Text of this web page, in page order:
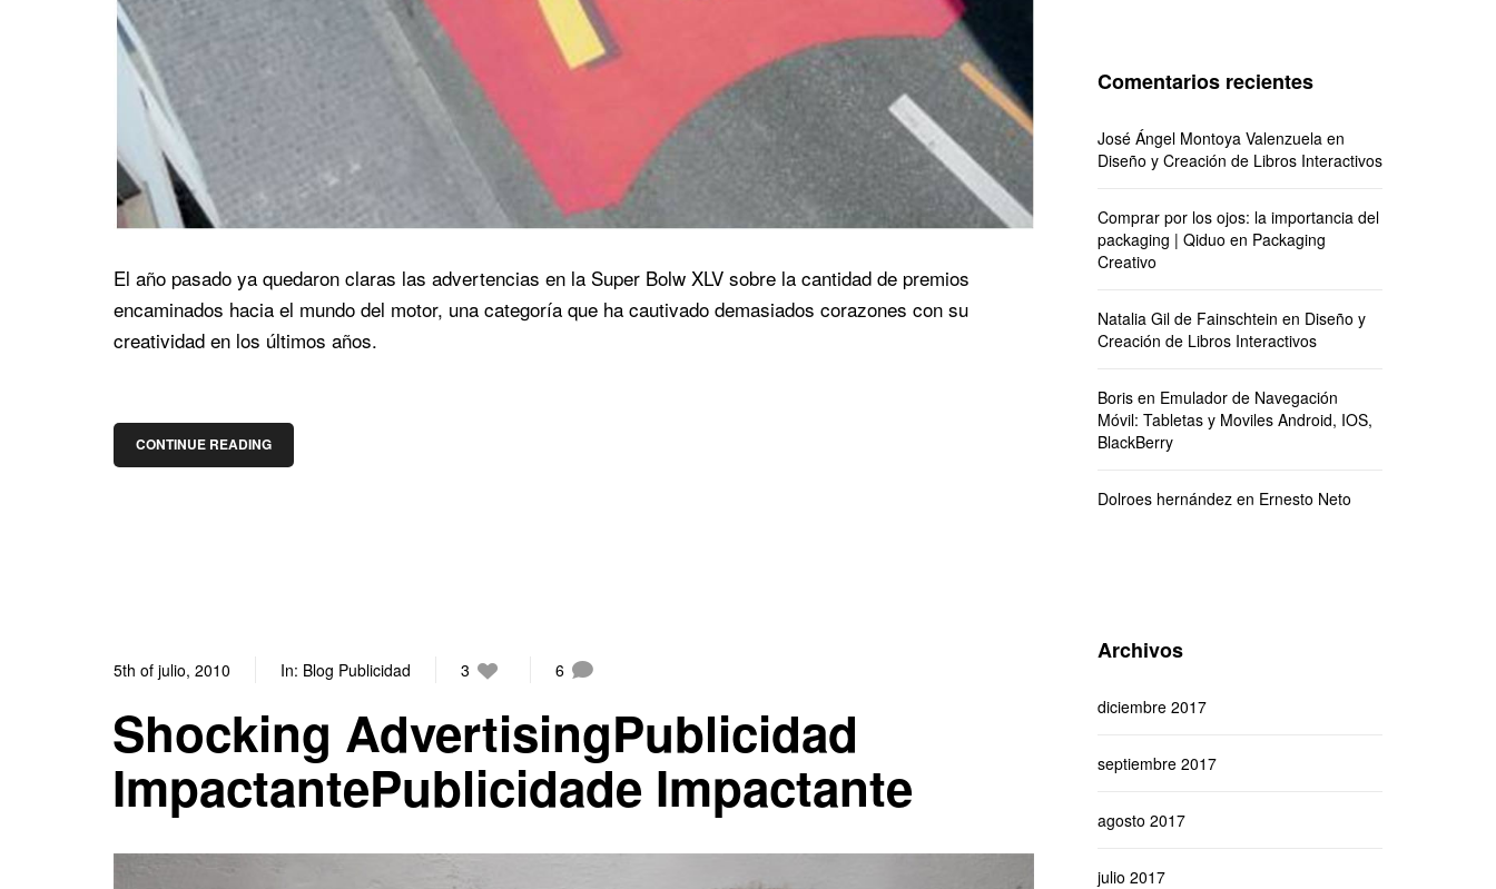
El año pasado ya quedaron claras las advertencias en la Super Bolw XLV sobre la cantidad de premios
encaminados hacia el mundo del motor, una categoría que ha cautivado demasiados corazones con su
creatividad en los últimos años.
CONTINUE READING
5th of julio, 2010 In: Blog Publicidad 3 6
Shocking AdvertisingPublicidad
ImpactantePublicidade Impactante
Comentarios recientes
José Ángel Montoya Valenzuelaen
Diseño y Creación de Libros Interactivos
Comprar por los ojos: la importancia del
packaging | Qiduo en Packaging
Creativo
Natalia Gil de Fainschtein en Diseño y
Creación de Libros Interactivos
Borisen Emulador de Navegación
Móvil: Tabletas y Moviles Android, IOS,
BlackBerry
Dolroes hernándezen Ernesto Neto
Archivos
diciembre 2017
septiembre 2017
agosto 2017
julio 2017